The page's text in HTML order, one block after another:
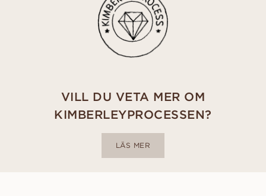
VILL DU VETA MER OM
KIMBERLEYPROCESSEN?
LÄS MER